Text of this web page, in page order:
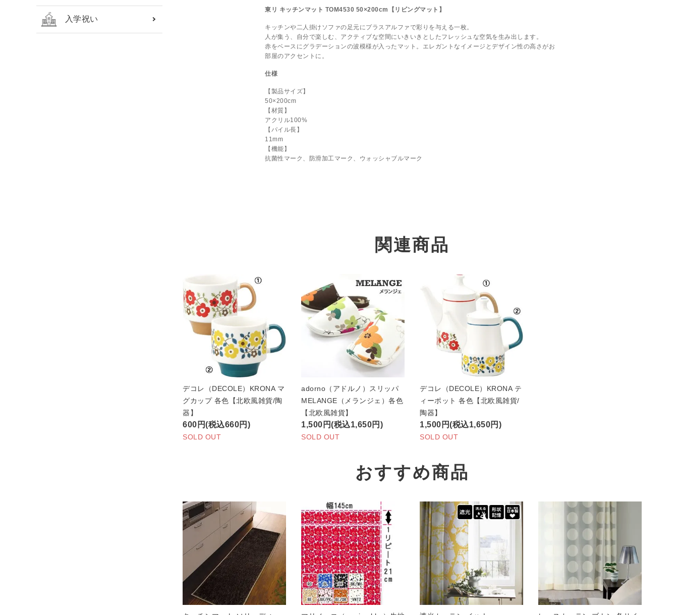
入学祝い
東リ キッチンマット TOM4530 50×200cm【リビングマット】
キッチンや二人掛けソファの足元にプラスアルファで彩りを与える一枚。
人が集う、自分で楽しむ、アクティブな空間にいきいきとしたフレッシュな空気を生み出します。
赤をベースにグラデーションの波模様が入ったマット。エレガントなイメージとデザイン性の高さがお
部屋のアクセントに。
仕様
【製品サイズ】
50×200cm
【材質】
アクリル100%
【パイル長】
11mm
【機能】
抗菌性マーク、防滑加工マーク、ウォッシャブルマーク
関連商品
デコレ（DECOLE）KRONA マ
グカップ 各色【北欧風雑貨/陶
器】
600円(税込660円)
SOLD OUT
adorno（アドルノ）スリッパ
MELANGE（メランジェ）各色
【北欧風雑貨】
1,500円(税込1,650円)
SOLD OUT
デコレ（DECOLE）KRONA テ
ィーポット 各色【北欧風雑貨/
陶器】
1,500円(税込1,650円)
SOLD OUT
おすすめ商品